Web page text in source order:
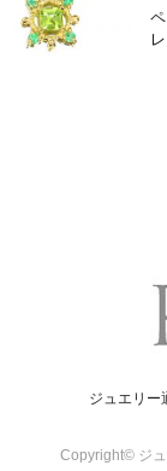
ジュエリー
Copyright© ジ